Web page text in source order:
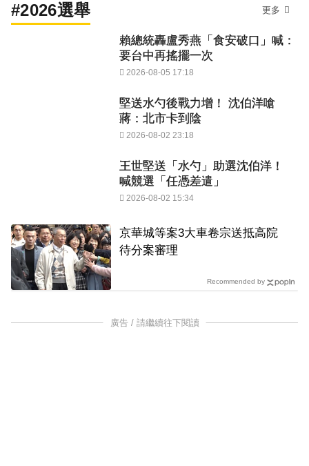
#2026選舉 更多
賴總統轟盧秀燕「食安破口」喊：
要台中再搖擺一次
2026-08-05 17:18
堅送水勺後戰力增！ 沈伯洋嗆
蔣：北市卡到陰
2026-08-02 23:18
王世堅送「水勺」助選沈伯洋！
喊競選「任憑差遣」
2026-08-02 15:34
京華城等案3大車卷宗送抵高院
待分案審理
Recommended by
廣告 / 請繼續往下閱讀